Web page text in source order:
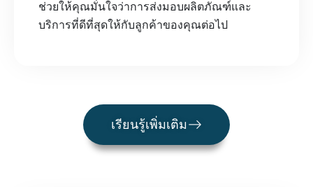
ช่วยให้คุณมั่นใจว่าการส่งมอบผลิตภัณฑ์และ
บริการที่ดีที่สุดให้กับลูกค้าของคุณต่อไป
เรียนรู้เพิ่มเติม